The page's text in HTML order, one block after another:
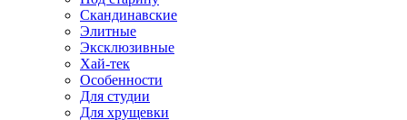
Скандинавские
Элитные
Эксклюзивные
Хай-тек
Особенности
Для студии
Для хрущевки